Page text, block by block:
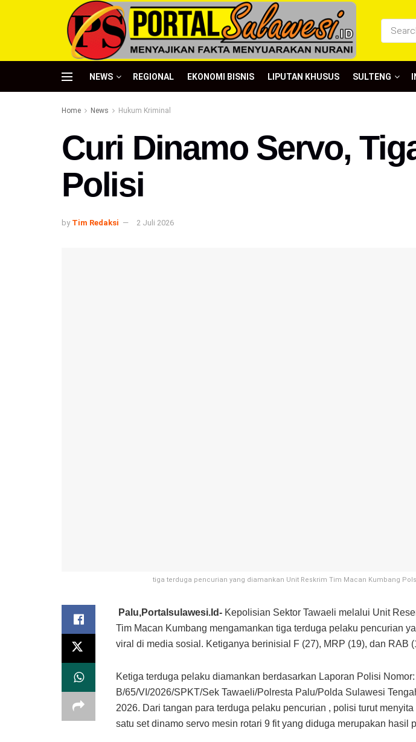
NEWS REGIONAL EKONOMI BISNIS LIPUTAN KHUSUS SULTENG
Home News Hukum Kriminal
Curi Dinamo Servo,
Polisi
by Tim Redaksi 2 Juli 2026
tiga terduga pencurian yang diamankan Unit Reskrim Tim Macan Kumbang
Palu,Portalsulawesi.Id- Kepolisian Sektor Tawaeli melalui Unit
Tim Macan Kumbang mengamankan tiga terduga pelaku pencurian
viral di media sosial. Ketiganya berinisial F (27), MRP (19), dan RAB
Ketiga terduga pelaku diamankan berdasarkan Laporan Polisi
B/65/VI/2026/SPKT/Sek Tawaeli/Polresta Palu/Polda Sulawesi
2026. Dari tangan para terduga pelaku pencurian , polisi turut
satu set dinamo servo mesin rotari 9 fit yang diduga merupakan hasil